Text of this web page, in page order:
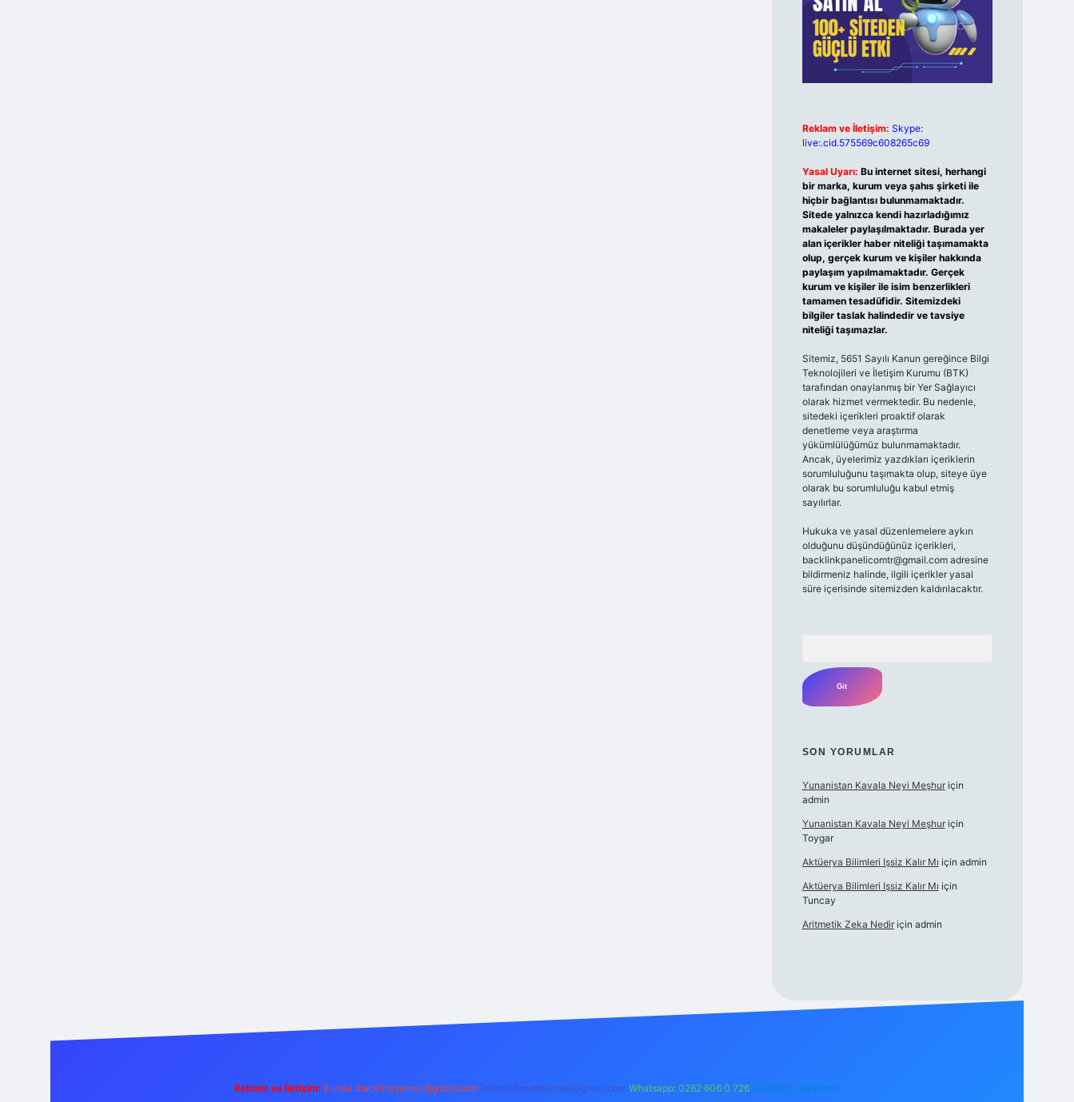
Reklam ve İletişim: Skype:
live:.cid.575569c608265c69
Yasal Uyarı: Bu internet sitesi, herhangi
bir marka, kurum veya şahıs şirketi ile
hiçbir bağlantısı bulunmamaktadır.
Sitede yalnızca kendi hazırladığımız
makaleler paylaşılmaktadır. Burada yer
alan içerikler haber niteliği taşımamakta
olup, gerçek kurum ve kişiler hakkında
paylaşım yapılmamaktadır. Gerçek
kurum ve kişiler ile isim benzerlikleri
tamamen tesadüfidir. Sitemizdeki
bilgiler taslak halindedir ve tavsiye
niteliği taşımazlar.
Sitemiz, 5651 Sayılı Kanun gereğince Bilgi
Teknolojileri ve İletişim Kurumu (BTK)
tarafından onaylanmış bir Yer Sağlayıcı
olarak hizmet vermektedir. Bu nedenle,
sitedeki içerikleri proaktif olarak
denetleme veya araştırma
yükümlülüğümüz bulunmamaktadır.
Ancak, üyelerimiz yazdıkları içeriklerin
sorumluluğunu taşımakta olup, siteye üye
olarak bu sorumluluğu kabul etmiş
sayılırlar.
Hukuka ve yasal düzenlemelere aykırı
olduğunu düşündüğünüz içerikleri,
backlinkpanelicomtr@gmail.comadresine
bildirmeniz halinde, ilgili içerikler yasal
süre içerisinde sitemizden kaldırılacaktır.
SON YORUMLAR
Yunanistan Kavala Neyi Meşhuriçin
admin
Yunanistan Kavala Neyi Meşhuriçin
Toygar
Aktüerya Bilimleri Işsiz Kalır Mı için admin
Aktüerya Bilimleri Işsiz Kalır Mı için
Tuncay
Aritmetik Zeka Nediriçin admin
Reklam ve İletişim: E-mail: backlinkpaneli@gmail.com Teams: forumhizmeti@gmail.com Whatsapp: 0262 606 0 726 Telegram: @karabul